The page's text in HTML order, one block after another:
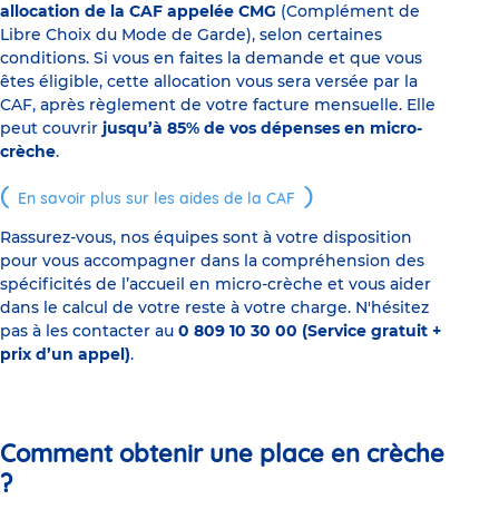
allocation de la CAF appelée CMG (Complément de
Libre Choix du Mode de Garde), selon certaines
conditions. Si vous en faites la demande et que vous
êtes éligible, cette allocation vous sera versée par la
CAF, après règlement de votre facture mensuelle. Elle
peut couvrir jusqu’à 85% de vos dépenses en micro-
crèche.
En savoir plus sur les aides de la CAF
Rassurez-vous, nos équipes sont à votre disposition
pour vous accompagner dans la compréhension des
spécificités de l’accueil en micro-crèche et vous aider
dans le calcul de votre reste à votre charge. N'hésitez
pas à les contacter au 0 809 10 30 00 (Service gratuit +
prix d’un appel).
Comment obtenir une place en crèche
?